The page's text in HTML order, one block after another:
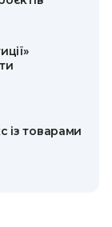
із товарами